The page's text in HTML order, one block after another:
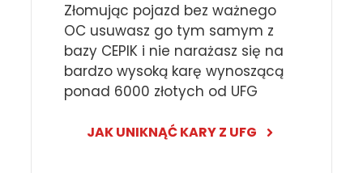
Złomując pojazd bez ważnego
OC usuwasz go tym samym z
bazy CEPIK i nie narażasz się na
bardzo wysoką karę wynoszącą
ponad 6000 złotych od UFG
JAK UNIKNĄĆ KARY Z UFG